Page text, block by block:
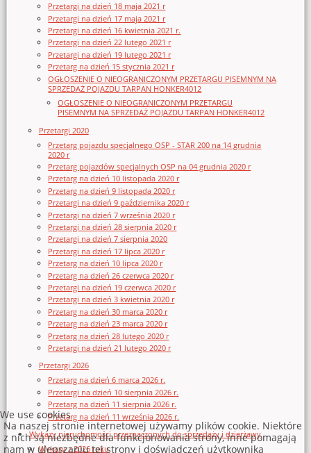
Przetargi na dzień 18 maja 2021 r
Przetargi na dzień 17 maja 2021 r
Przetargi na dzień 16 kwietnia 2021 r.
Przetargi na dzień 22 lutego 2021 r
Przetargi na dzień 19 lutego 2021 r
Przetarg na dzień 15 stycznia 2021 r
OGŁOSZENIE O NIEOGRANICZONYM PRZETARGU PISEMNYM NA
SPRZEDAŻ POJAZDU TARPAN HONKER4012
OGŁOSZENIE O NIEOGRANICZONYM PRZETARGU
PISEMNYM NA SPRZEDAŻ POJAZDU TARPAN HONKER4012
Przetargi 2020
Przetarg pojazdu specjalnego OSP - STAR 200 na 14 grudnia
2020 r
Przetarg pojazdów specjalnych OSP na 04 grudnia 2020 r
Przetarg na dzień 10 listopada 2020 r
Przetarg na dzień 9 listopada 2020 r
Przetargi na dzień 9 października 2020 r
Przetargi na dzień 7 września 2020 r
Przetargi na dzień 28 sierpnia 2020 r
Przetargi na dzień 7 sierpnia 2020
Przetargi na dzień 17 lipca 2020 r
Przetarg na dzień 10 lipca 2020 r
Przetarg na dzień 26 czerwca 2020 r
Przetargi na dzień 19 czerwca 2020 r
Przetargi na dzień 3 kwietnia 2020 r
Przetarg na dzień 30 marca 2020 r
Przetarg na dzień 23 marca 2020 r
Przetarg na dzień 28 lutego 2020 r
Przetargi na dzień 21 lutego 2020 r
Przetargi 2026
Przetarg na dzień 6 marca 2026 r.
Przetargi na dzień 10 sierpnia 2026 r.
Przetarg na dzień 11 sierpnia 2026 r.
Przetarg na dzień 11 września 2026 r.
Wykazy nieruchomości przeznaczonych do sprzedaży i dzierżawy
Wykazy z 2026 roku
We use cookies
Na naszej stronie internetowej używamy plików cookie. Niektóre
z nich są niezbędne dla funkcjonowania strony, inne pomagają
nam w ulepszaniu tej strony i doświadczeń użytkownika